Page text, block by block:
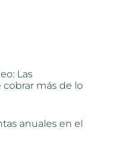
Las
más de lo
anuales en el